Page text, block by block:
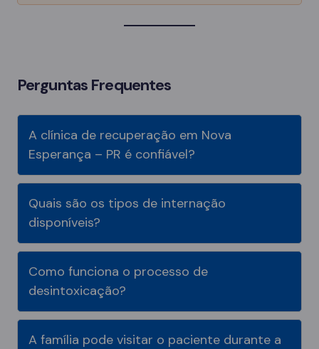
Perguntas Frequentes
A clínica de recuperação em Nova
Esperança – PR é confiável?
Quais são os tipos de internação
disponíveis?
Como funciona o processo de
desintoxicação?
A família pode visitar o paciente durante a